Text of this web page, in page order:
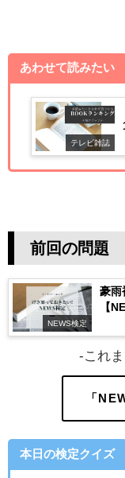
あわせて読みたい
テレビ雑誌
前回の問題
NEWS検定
豪雨
【
-これ
「
本日の検定クイズ